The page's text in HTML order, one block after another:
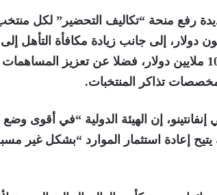
دولار إلى 2.5 مليون دولار، إلى جانب زيادة مكافأة التأهل
من 9 ملايين دولار إلى 10 ملايين دولار، فضلا عن تعزيز
تذاكر المنتخبات.
إنفانتينو، إن الهيئة الدولية “في أقوى
يتيح إعادة استثمار الموارد “بشكل غير